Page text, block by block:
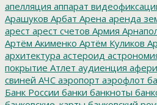
апелляция аппарат
Арашуков Арбат Арена аренда
арест арест счетов Армия
Артём Акименко Артём Куликов
архитектура астероид
покрытие Атлет аудиенция
свиней АЧС аэропорт аэрофлот
Банк России банки банкноты